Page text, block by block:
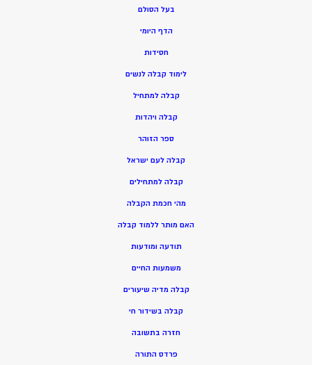
בעל הסולם
הדף היומי
חסידות
לימוד קבלה לנשים
קבלה למתחיל
קבלה ויהדות
ספר הזוהר
קבלה לעם ישראל
קבלה למתחילים
מהי חכמת הקבלה
האם מותר ללמוד קבלה
תודעה ומודעות
משמעות החיים
קבלה מדיה שיעורים
קבלה בשידור חי
חזרה בתשובה
פרדס התורה